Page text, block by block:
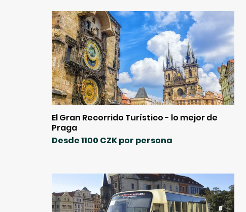
El Gran Recorrido Turístico - lo mejor de
Praga
Desde 1100 CZK por persona